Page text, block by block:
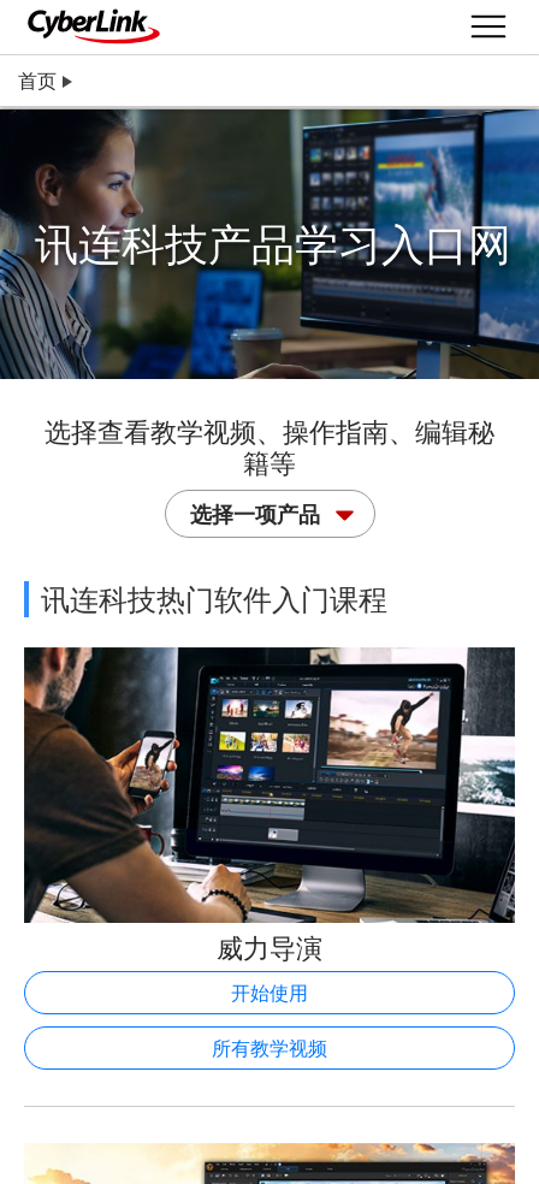
首页
讯连科技产品学习入口网
选择查看教学视频、操作指南、编辑秘
籍等
选择一项产品
讯连科技热门软件入门课程
威力导演
开始使用
所有教学视频